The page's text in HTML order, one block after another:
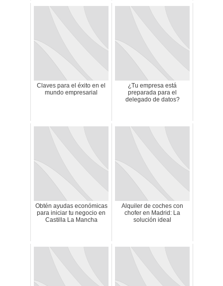
Claves para el éxito en el
mundo empresarial
¿Tu empresa está
preparada para el
delegado de datos?
Obtén ayudas económicas
para iniciar tu negocio en
Castilla La Mancha
Alquiler de coches con
chofer en Madrid: La
solución ideal